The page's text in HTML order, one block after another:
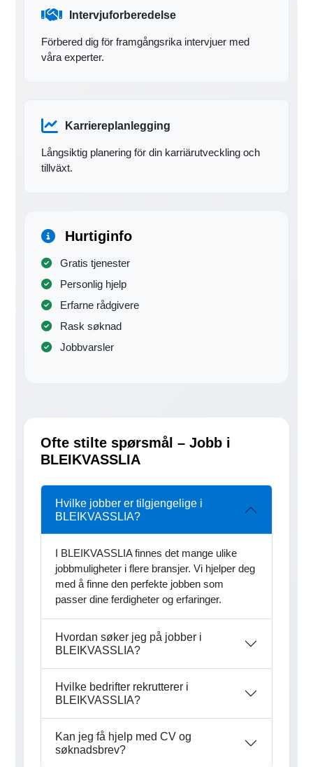
Intervjuforberedelse
Förbered dig för framgångsrika intervjuer med
våra experter.
Karriereplanlegging
Långsiktig planering för din karriärutveckling och
tillväxt.
Hurtiginfo
Gratis tjenester
Personlig hjelp
Erfarne rådgivere
Rask søknad
Jobbvarsler
Ofte stilte spørsmål – Jobb i
BLEIKVASSLIA
Hvilke jobber er tilgjengelige i
BLEIKVASSLIA?
I BLEIKVASSLIA finnes det mange ulike
jobbmuligheter i flere bransjer. Vi hjelper deg
med å finne den perfekte jobben som
passer dine ferdigheter og erfaringer.
Hvordan søker jeg på jobber i
BLEIKVASSLIA?
Hvilke bedrifter rekrutterer i
BLEIKVASSLIA?
Kan jeg få hjelp med CV og
søknadsbrev?